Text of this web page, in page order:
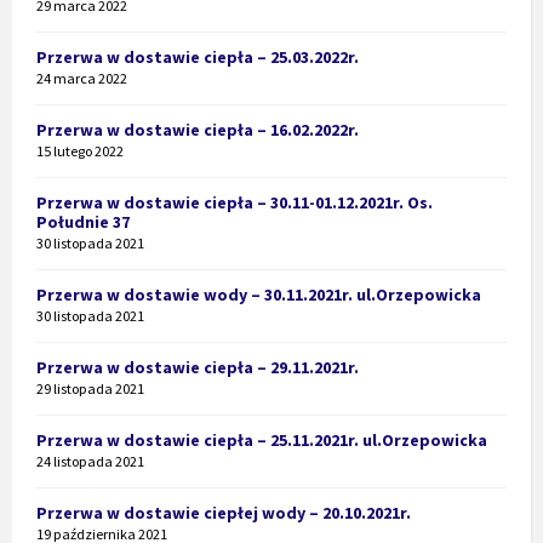
29 marca 2022
Przerwa w dostawie ciepła – 25.03.2022r.
24 marca 2022
Przerwa w dostawie ciepła – 16.02.2022r.
15 lutego 2022
Przerwa w dostawie ciepła – 30.11-01.12.2021r. Os.
Południe 37
30 listopada 2021
Przerwa w dostawie wody – 30.11.2021r. ul.Orzepowicka
30 listopada 2021
Przerwa w dostawie ciepła – 29.11.2021r.
29 listopada 2021
Przerwa w dostawie ciepła – 25.11.2021r. ul.Orzepowicka
24 listopada 2021
Przerwa w dostawie ciepłej wody – 20.10.2021r.
19 października 2021